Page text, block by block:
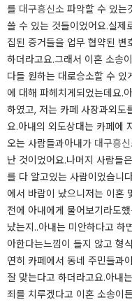
를 대구흥신소 파악할 수 있는
쓸 수 있는 것들이었어요.​실제
집된 증거들을 업무 협약된 변
하더라고요.​그래서 이혼 소송
다들 원하는 대로승소할 수 있
에 대해 파헤치게되었는데요.​
하였고, 저는 카페 사장과외도
요.​아내의 외도상대는 카페에
오는 사람들과아내가 대구흥
난 것이었어요.​나머지 사람들
를 다 알고있는 사람이었습니
에서 바람이 났으니저는 이혼
전에 아내에게 물어보기라도
났는지..​아내는 미안하다고 하
아한다는느낌이 들지 않고 형
연히 카페에서 동네 주민들과
잘 맞는다고 하더라고요.​아내
죄를 치루겠다고 이혼 소송이